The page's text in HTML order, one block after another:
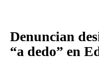
Denuncian
“a dedo” en